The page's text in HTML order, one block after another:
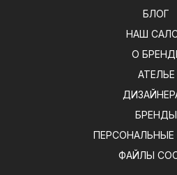
БЛОГ
НАШ
О
АТЕЛЬЕ
БРЕНДЫ
ФАЙЛЫ